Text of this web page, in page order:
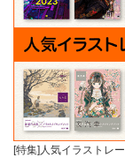
[特集]人気イラストレ